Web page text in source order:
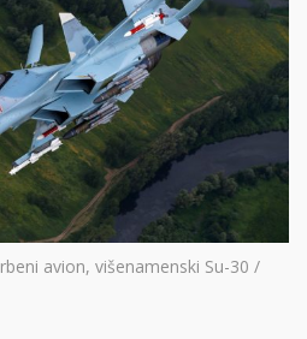
avion, višenamenski Su-30 /